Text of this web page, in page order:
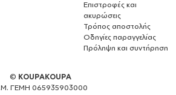
Επιστροφές και
ακυρώσεις
Τρόπος αποστολής
Οδηγίες παραγγελίας
Πρόληψη και συντήρηση
© KOUPAKOUPA
ΓΕΜΗ 065935903000